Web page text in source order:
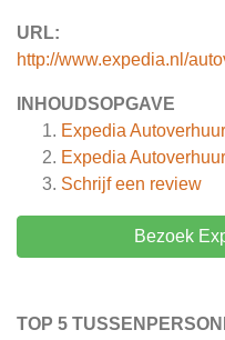
URL:
http://www.expedia.nl/
INHOUDSOPGAVE
Expedia Autoverhuur
Expedia Autoverhuur
Schrijf een review
Bezoek
TOP 5